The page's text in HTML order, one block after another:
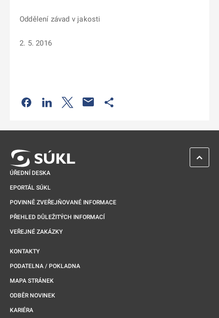
Oddělení závad v jakosti
2. 5. 2016
Odkaz se otevře na nové kartě
Odkaz se otevře na nové kartě
Odkaz se otevře na nové kartě
ÚŘEDNÍ DESKA
EPORTÁL SÚKL
POVINNĚ ZVEŘEJŇOVANÉ INFORMACE
PŘEHLED DŮLEŽITÝCH INFORMACÍ
VEŘEJNÉ ZAKÁZKY
KONTAKTY
PODATELNA / POKLADNA
MAPA STRÁNEK
ODBĚR NOVINEK
KARIÉRA
ZPĚT